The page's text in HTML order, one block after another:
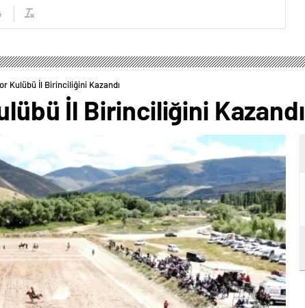
Kulübü İl Birinciliğini Kazandı
İl Birinciliğini Kazandı